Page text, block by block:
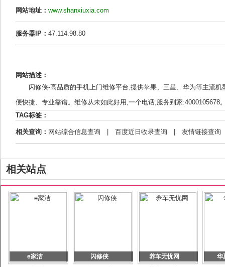
网站地址： www.shanxiuxia.com
服务器IP： 47.114.98.80
网站描述：
闪修侠-高品质的手机上门维修平台,提供苹果、三星、华为等主流
便快捷、专业靠谱。维修从未如此好用,一个电话,服务到家:4000105678
TAG标签：
相关查询： 网站综合信息查询 百度近日收录查询 友情链接查询
相关站点
e家洁 闪修侠 养车无忧网 华